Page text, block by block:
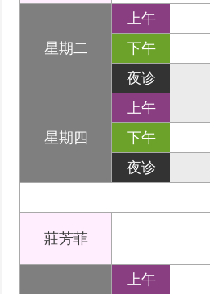
星期二
上午
下午
夜诊
星期四
上午
下午
夜诊
莊芳菲
上午